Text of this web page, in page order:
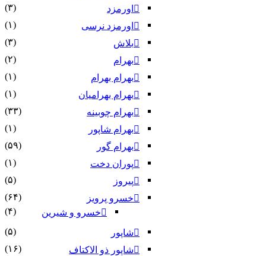
اورمزد
(۳)
اورمزد نرسى‏
(۱)
بلاش
(۳)
بهرام
(۲)
بهرام بهرام
(۱)
بهرام بهرامیان‏
(۱)
بهرام چوبینه
(۳۳)
بهرام شاپور
(۱)
بهرام گور
(۵۹)
پوران دخت
(۱)
پیروز
(۵)
خسرو پرویز
(۶۴)
خسرو و شیرین
(۴)
شاپور
(۵)
شاپور ذو الاکتاف
(۱۶)